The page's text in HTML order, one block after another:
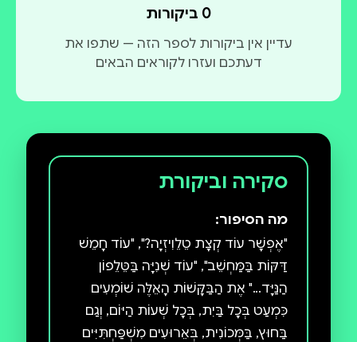
0 ביקורות
עדיין אין ביקורות לספר הזה — שתפו את
דעתכם ועזרו לקוראים הבאים
סקירה וביקורת
מה הסיפור:
"אֶפְשָׁר עוֹד קְצָת טֵלֵוִיזְיָה?", "עוֹד חָמֵשׁ
דַּקּוֹת בַּמַּחְשֵׁב", "עוֹד שְׁנִיָּה בַּטֵּלֵפוֹן
הַנַּיָּד..." אֶת הַבַּקָּשׁוֹת הָאֵלֶּה שׁוֹמְעִים
כִּמְעַט בְּכָל בַּיִת, בְּכָל שְׁעוֹת הַיּוֹם, וְגַם
בַּחוּץ, בַּמְּכוֹנִית, בְּאֵרוּעִים מִשְׁפַּחְתִּיִּים